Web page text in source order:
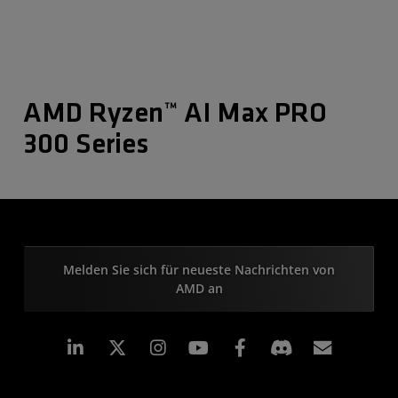
AMD Ryzen™ AI Max PRO
300 Series
Melden Sie sich für neueste Nachrichten von
AMD an
LinkedIn Instagram Facebook